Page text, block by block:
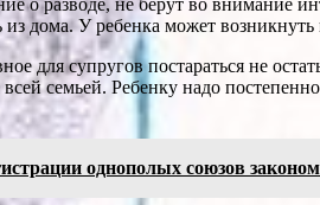
о разводе, не берут во внимание
дома. У ребенка может возникнуть
для супругов постараться не
семьей. Ребенку надо
однополых союзов